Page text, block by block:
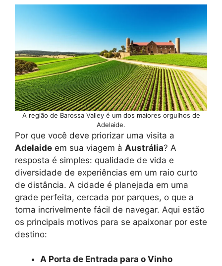
A região de Barossa Valley é um dos maiores orgulhos de
Adelaide.
Por que você deve priorizar uma visita a
Adelaide em sua viagem à Austrália? A
resposta é simples: qualidade de vida e
diversidade de experiências em um raio curto
de distância. A cidade é planejada em uma
grade perfeita, cercada por parques, o que a
torna incrivelmente fácil de navegar. Aqui estão
os principais motivos para se apaixonar por este
destino:
A Porta de Entrada para o Vinho